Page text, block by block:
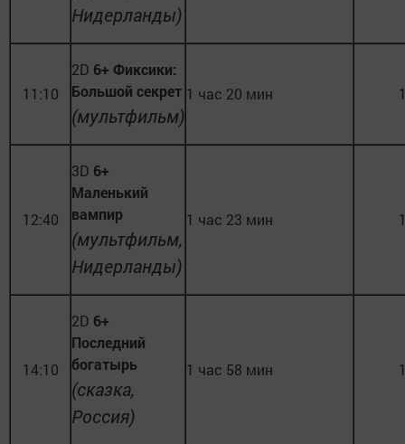
Нидерланды)
11:10
2D 6+ Фиксики:
Большой секрет
(мультфильм)
1 час 20 мин
12:40
3D 6+
Маленький
вампир
(мультфильм,
Нидерланды)
1 час 23 мин
14:10
2D 6+
Последний
богатырь
(сказка,
Россия)
1 час 58 мин